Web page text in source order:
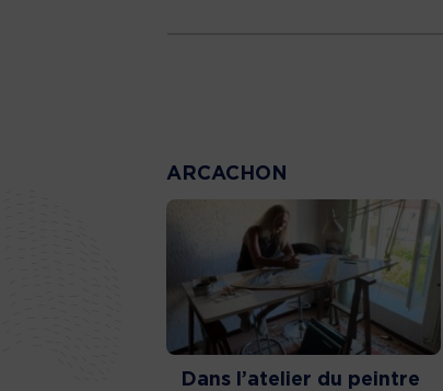
ARCACHON
Dans l’atelier du peintre